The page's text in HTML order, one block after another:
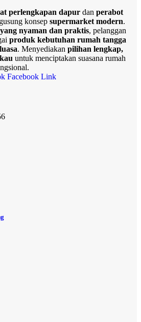
perlengkapan dapur dan perabot
konsep supermarket modern.
nyaman dan praktis, pelanggan
produk kebutuhan rumah tangga
. Menyediakan pilihan lengkap,
untuk menciptakan suasana rumah
Facebook Link